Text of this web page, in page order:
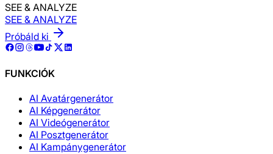
SEE & ANALYZE
SEE & ANALYZE
Próbáld ki
FUNKCIÓK
AI Avatárgenerátor
AI Képgenerátor
AI Videógenerátor
AI Posztgenerátor
AI Kampánygenerátor